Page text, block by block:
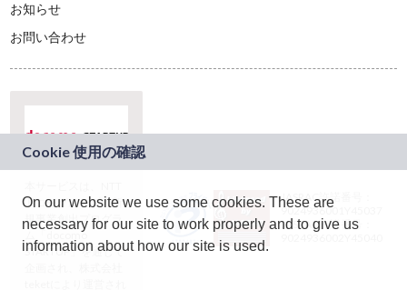
お知らせ
お問い合わせ
ドコモグループの新
規事業創出プログラ
ム「docomo
STARTUP」を通じて
JASRAC許諾番号：
9024936001Y45037
JASRAC許諾番号：
On our website we use some cookies. These are
necessary for our site to work properly and to give us
information about how our site is used.